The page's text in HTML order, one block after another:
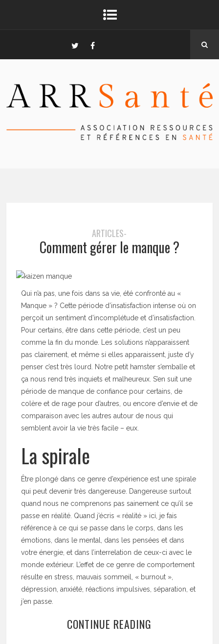
ARTICLES-
Comment gérer le manque ?
Qui n’a pas, une fois dans sa vie, été confronté au «
Manque » ? Cette période d’insatisfaction intense où on
perçoit un sentiment d’incomplétude et d’insatisfaction.
Pour certains, être dans cette période, c’est un peu
comme la fin du monde. Les solutions n’apparaissent
pas clairement, et même si elles apparaissent, juste d’y
penser c’est très lourd. Notre petit hamster s’emballe et
ça nous rend très inquiets et malheureux. S’en suit une
période de manque de confiance pour certains, de
colère et de rage pour d’autres, ou encore d’envie et de
comparaison avec les autres autour de nous qui
semblent avoir la vie très facile – eux.
La spirale
Être plongé dans ce genre d’expérience est une spirale
qui peut devenir très dangereuse. Dangereuse surtout
quand nous ne comprenons pas sainement ce qu’il se
passe en réalité. Quand j’écris « réalité » ici, je fais
référence à ce qui se passe dans le corps, dans les
émotions, dans le mental, dans les pensées et dans
votre énergie, et dans l’interrelation de ceux-ci avec le
monde extérieur. L’effet de ce genre de comportement
résulte en stress, mauvais sommeil, « burnout »,
dépression, anxiété, réactions impulsives, séparation, et
j’en passe.
CONTINUE READING